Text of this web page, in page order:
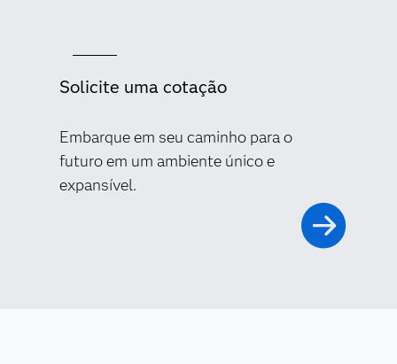
Solicite uma cotação
Embarque em seu caminho para o
futuro em um ambiente único e
expansível.